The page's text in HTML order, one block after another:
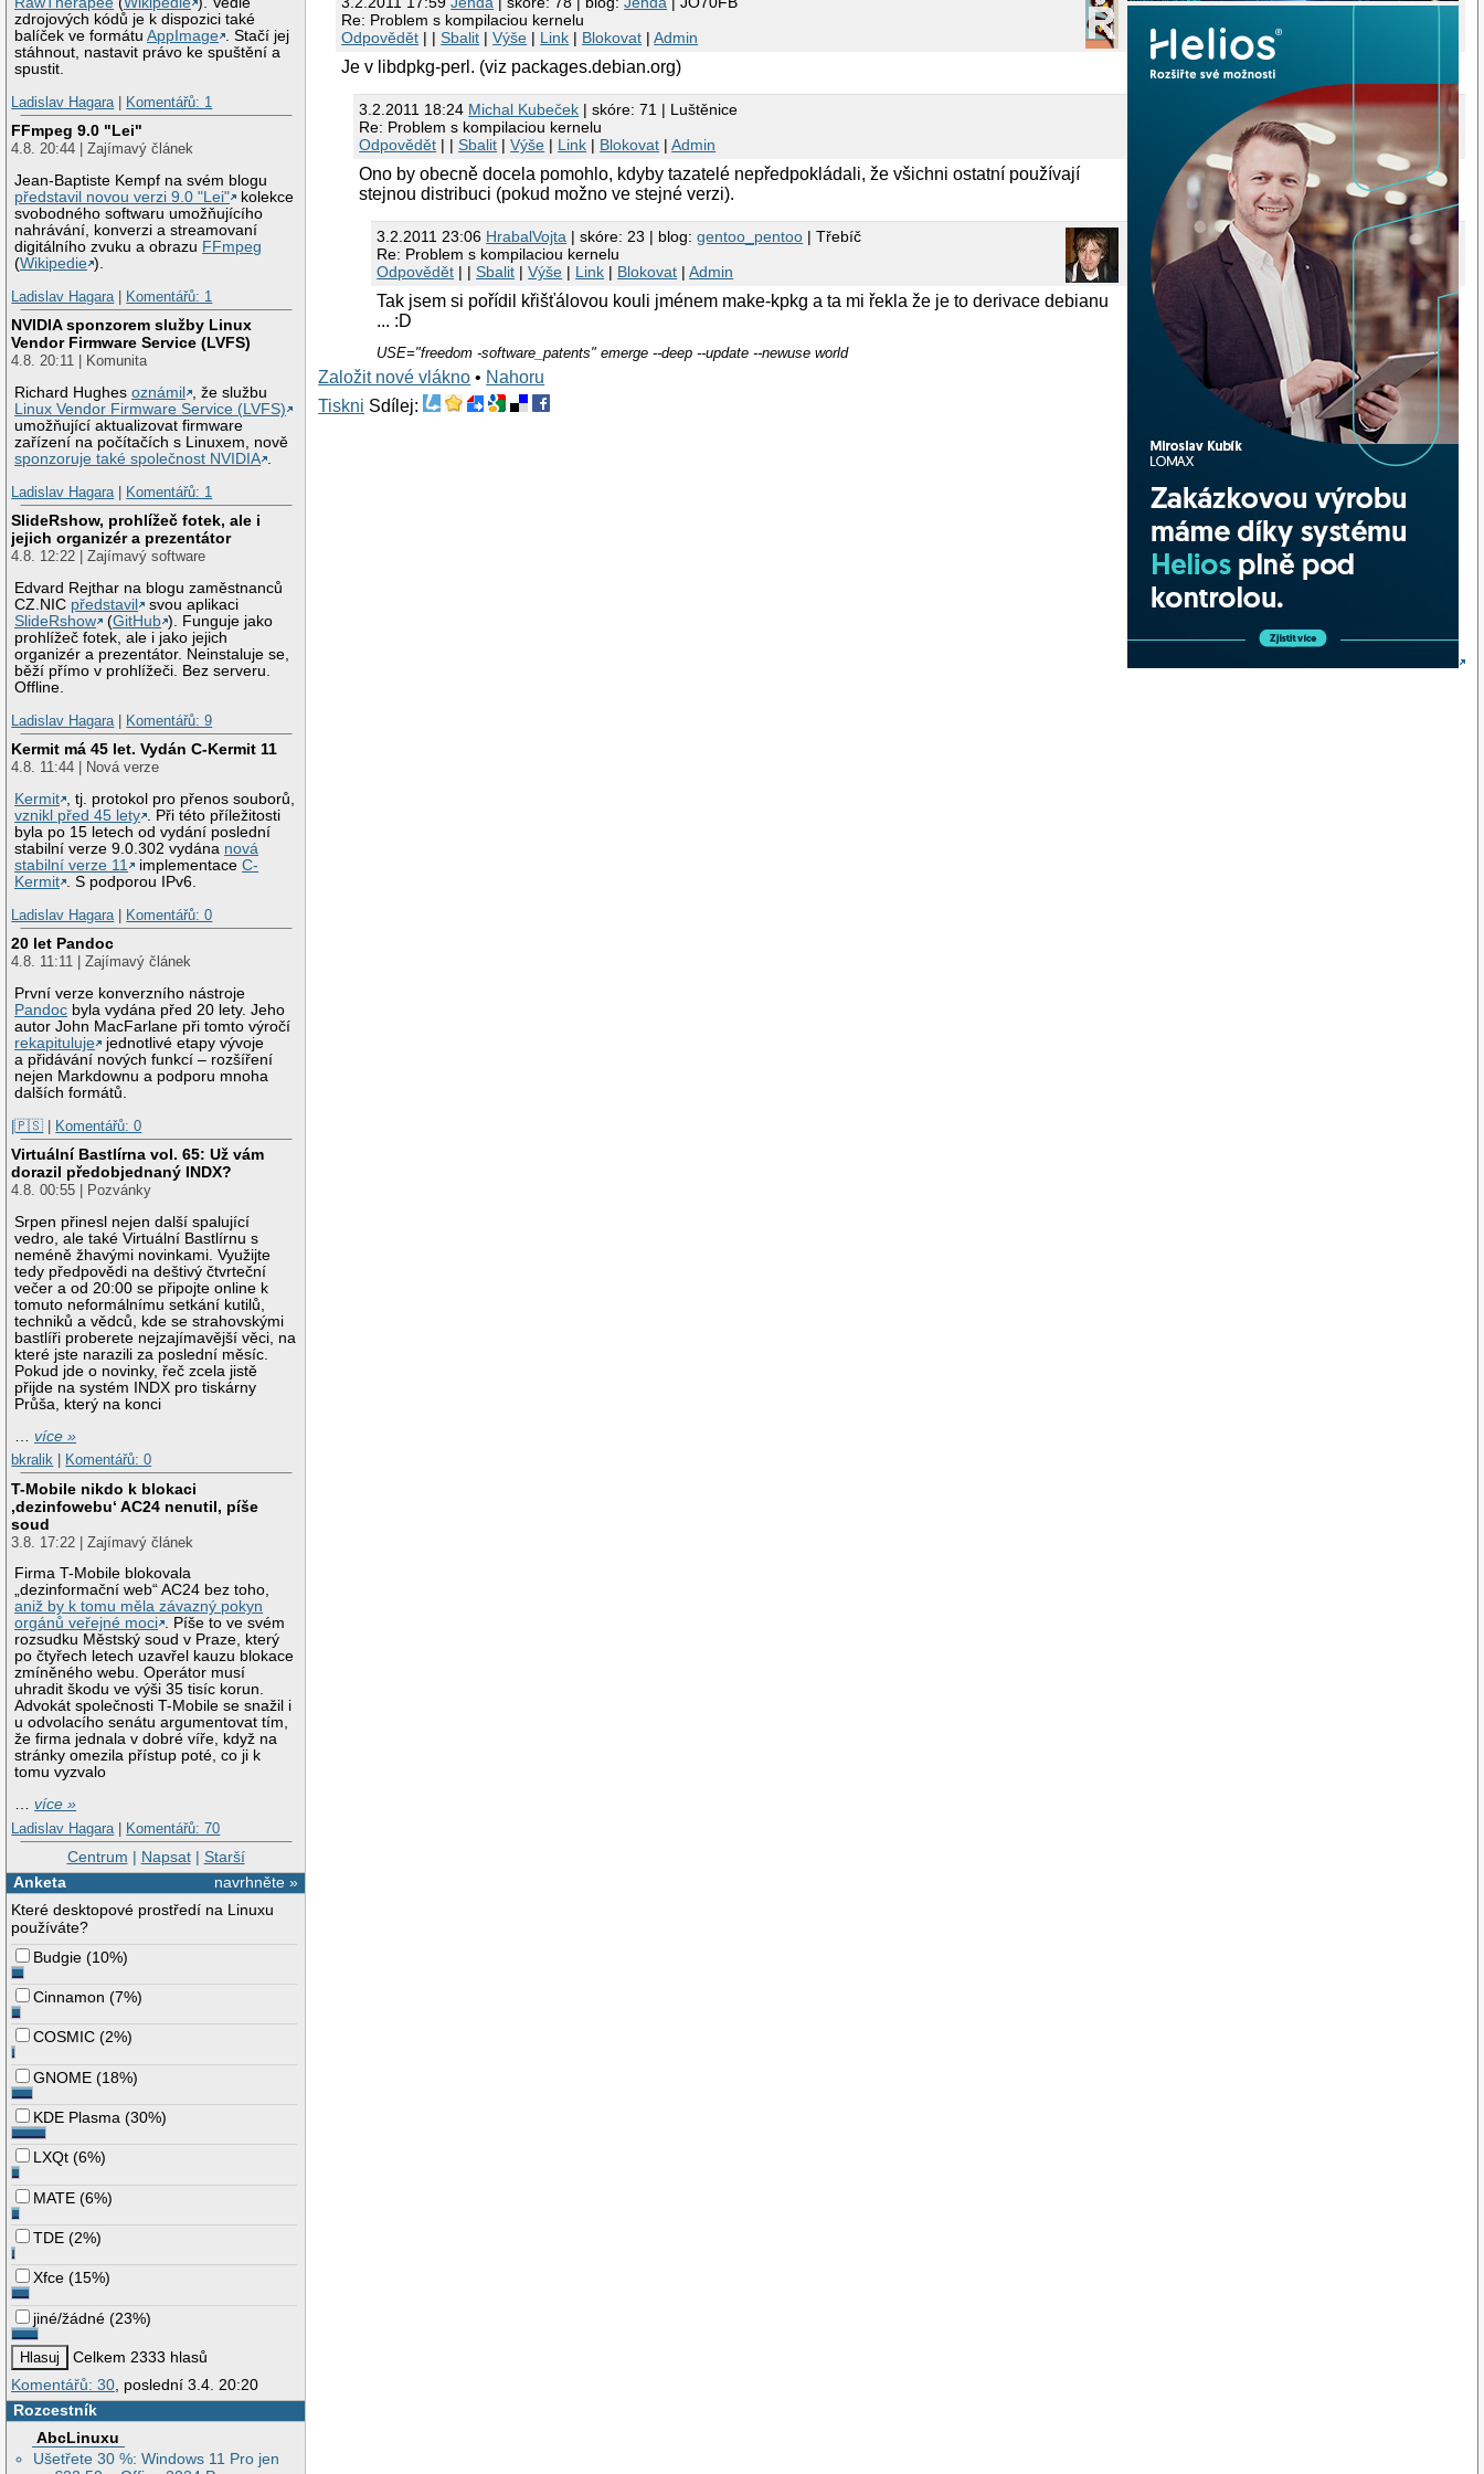
zdrojových kódů je k dispozici také
balíček ve formátuAppImage . Stačí jej
stáhnout, nastavit právo ke spuštění a
spustit.
Ladislav Hagara
Komentářů: 1
FFmpeg 9.0 "Lei"
4.8. 20:44 | Zajímavý článek
Jean-Baptiste Kempf na svém blogu
představil novou verzi 9.0 "Lei"
kolekce
svobodného softwaru umožňujícího
nahrávání, konverzi a streamovaní
digitálního zvuku a obrazu FFmpeg
(Wikipedie ).
Ladislav Hagara
Komentářů: 1
NVIDIA sponzorem služby Linux
Vendor Firmware Service (LVFS)
4.8. 20:11 | Komunita
Richard Hughesoznámil
, že službu
Linux Vendor Firmware Service (LVFS)
umožňující aktualizovat firmware
zařízení na počítačích s Linuxem, nově
sponzoruje také společnost NVIDIA .
Ladislav Hagara | Komentářů: 1
SlideRshow, prohlížeč fotek, ale i
jejich organizér a prezentátor
4.8. 12:22 | Zajímavý software
Edvard Rejthar na blogu zaměstnanců
CZ.NIC představil
svou aplikaci
SlideRshow
(GitHub ). Funguje jako
prohlížeč fotek, ale i jako jejich
organizér a prezentátor. Neinstaluje se,
běží přímo v prohlížeči. Bez serveru.
Offline.
Ladislav Hagara | Komentářů: 9
Kermit má 45 let. Vydán C-Kermit 11
4.8. 11:44 | Nová verze
Kermit , tj. protokol pro přenos souborů,
vznikl před 45 lety . Při této příležitosti
byla po 15 letech od vydání poslední
stabilní verze 9.0.302 vydána nová
stabilní verze 11
implementaceC-
Kermit . S podporou IPv6.
Ladislav Hagara | Komentářů: 0
20 let Pandoc
4.8. 11:11 | Zajímavý článek
První verze konverzního nástroje
Pandoc byla vydána před 20 lety. Jeho
autor John MacFarlane při tomto výročí
rekapituluje
jednotlivé etapy vývoje
a přidávání nových funkcí – rozšíření
nejen Markdownu a podporu mnoha
dalších formátů.
|🇵🇸 | Komentářů: 0
Virtuální Bastlírna vol. 65: Už vám
dorazil předobjednaný INDX?
4.8. 00:55 | Pozvánky
Srpen přinesl nejen další spalující
vedro, ale také Virtuální Bastlírnu s
neméně žhavými novinkami. Využijte
tedy předpovědi na deštivý čtvrteční
večer a od 20:00 se připojte online k
tomuto neformálnímu setkání kutilů,
techniků a vědců, kde se strahovskými
bastlíři proberete nejzajímavější věci, na
které jste narazili za poslední měsíc.
Pokud jde o novinky, řeč zcela jistě
přijde na systém INDX pro tiskárny
Průša, který na konci
…více »
bkralik
Komentářů: 0
T-Mobile nikdo k blokaci
‚dezinfowebu‘ AC24 nenutil, píše
soud
3.8. 17:22 | Zajímavý článek
Firma T-Mobile blokovala
„dezinformační web“ AC24 bez toho,
aniž by k tomu měla závazný pokyn
orgánů veřejné moci . Píše to ve svém
rozsudku Městský soud v Praze, který
po čtyřech letech uzavřel kauzu blokace
zmíněného webu. Operátor musí
uhradit škodu ve výši 35 tisíc korun.
Advokát společnosti T-Mobile se snažil i
u odvolacího senátu argumentovat tím,
že firma jednala v dobré víře, když na
stránky omezila přístup poté, co ji k
tomu vyzvalo
…více »
Ladislav Hagara | Komentářů: 70
Centrum | Napsat| Starší
navrhněte »
Anketa
Které desktopové prostředí na Linuxu
používáte?
Budgie (10%)
Cinnamon (7%)
COSMIC (2%)
GNOME (18%)
KDE Plasma (30%)
LXQt (6%)
MATE (6%)
TDE (2%)
Xfce (15%)
jiné/žádné (23%)
Celkem 2333 hlasů
Komentářů: 30, poslední 3.4. 20:20
Rozcestník
AbcLinuxu
Ušetřete 30 %: Windows 11 Pro jen
Re: Problem s kompilaciou kernelu
Odpovědět | |Sbalit |Výše | Link | Blokovat |Admin
Je v libdpkg-perl. (viz packages.debian.org)
3.2.2011 18:24 Michal Kubeček | skóre: 71 | Luštěnice
Re: Problem s kompilaciou kernelu
Odpovědět | |Sbalit |Výše | Link | Blokovat |Admin
Ono by obecně docela pomohlo, kdyby tazatelé nepředpokládali, že všichni ostatní používají
stejnou distribuci (pokud možno ve stejné verzi).
3.2.2011 23:06 HrabalVojta | skóre: 23 | blog:gentoo_pentoo | Třebíč
Re: Problem s kompilaciou kernelu
Odpovědět | |Sbalit |Výše | Link | Blokovat |Admin
Tak jsem si pořídil křišťálovou kouli jménem make-kpkg a ta mi řekla že je to derivace debianu
... :D
USE="freedom -software_patents" emerge --deep --update --newuse world
Založit nové vlákno • Nahoru
Tiskni Sdílej: